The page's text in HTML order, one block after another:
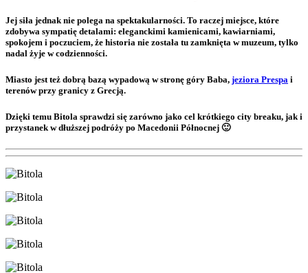
Jej siła jednak nie polega na spektakularności. To raczej miejsce, które
zdobywa sympatię detalami: eleganckimi kamienicami, kawiarniami,
spokojem i poczuciem, że historia nie została tu zamknięta w muzeum, tylko
nadal żyje w codzienności.
Miasto jest też dobrą bazą wypadową w stronę góry Baba, jeziora Prespa i
terenów przy granicy z Grecją.
Dzięki temu Bitola sprawdzi się zarówno jako cel krótkiego city breaku, jak i
przystanek w dłuższej podróży po Macedonii Północnej 🙂